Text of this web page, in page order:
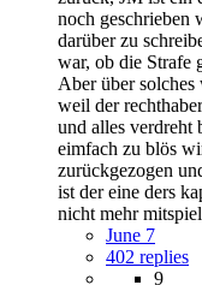
noch geschrieben
darüber zu
war, ob die Strafe
Aber über solches
weil der
und alles verdreht
eimfach zu blös
zurückgezogen
ist der eine ders
nicht mehr
June 7
402 replies
9